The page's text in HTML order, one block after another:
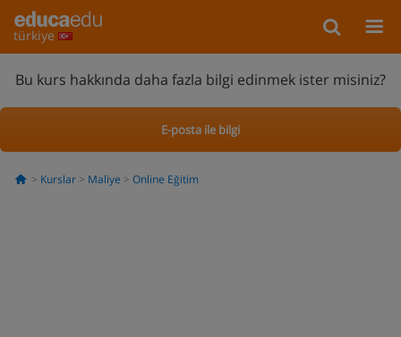
türkiye
Bu kurs hakkında daha fazla bilgi edinmek ister misiniz?
E-posta ile bilgi
Kurslar Maliye Online Eğitim